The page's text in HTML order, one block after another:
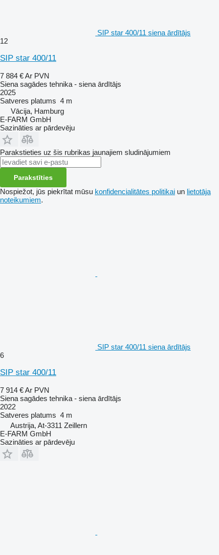
SIP star 400/11 siena ārdītājs
12
SIP star 400/11
7 884 €Ar PVN
Siena sagādes tehnika - siena ārdītājs
2025
Satveres platums 4 m
Vācija, Hamburg
E-FARM GmbH
Sazināties ar pārdevēju
Parakstieties uz šis rubrikas jaunajiem sludinājumiem
Parakstīties
Nospiežot, jūs piekrītat mūsu konfidencialitātes politikai un lietotāja
noteikumiem.
SIP star 400/11 siena ārdītājs
6
SIP star 400/11
7 914 €Ar PVN
Siena sagādes tehnika - siena ārdītājs
2022
Satveres platums 4 m
Austrija, At-3311 Zeillern
E-FARM GmbH
Sazināties ar pārdevēju